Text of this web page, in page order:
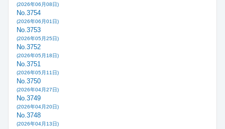
(2026年06月08日)
No.3754
(2026年06月01日)
No.3753
(2026年05月25日)
No.3752
(2026年05月18日)
No.3751
(2026年05月11日)
No.3750
(2026年04月27日)
No.3749
(2026年04月20日)
No.3748
(2026年04月13日)